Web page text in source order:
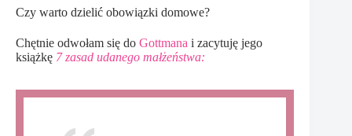
Czy warto dzielić obowiązki domowe?
Chętnie odwołam się do Gottmana i zacytuję jego
książkę 7 zasad udanego małżeństwa: